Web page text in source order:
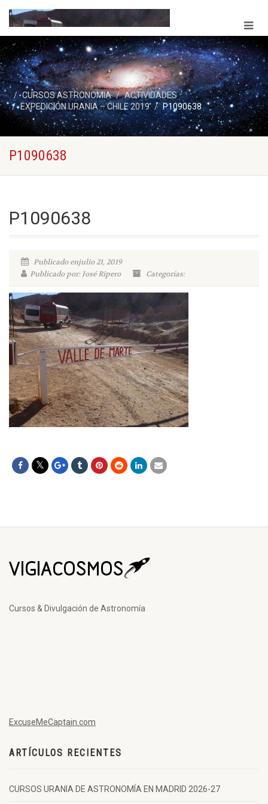
CURSOS ASTRONOMIA
ACTIVIDADES
EXPEDICIÓN URANIA – CHILE 2019
P1090638
P1090638
P1090638
Publicado enjulio 21, 2019
Publicado por: José Ripero
Categorías:
Cursos & Divulgación de Astronomía
ExcuseMeCaptain.com
ARTÍCULOS RECIENTES
CURSOS URANIA DE ASTRONOMÍA EN MADRID 2026-27